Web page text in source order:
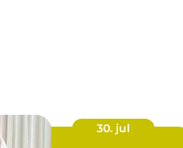
30. jul